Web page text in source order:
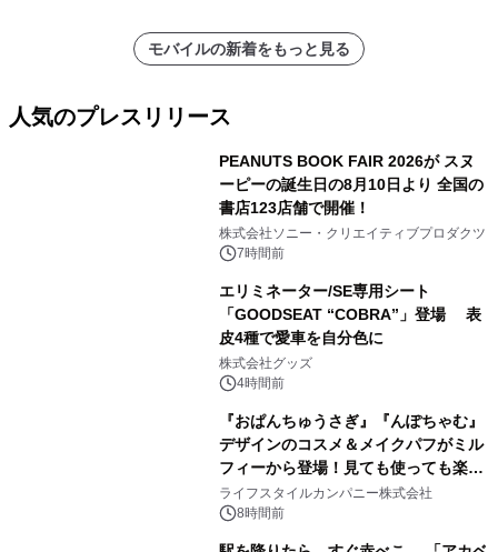
モバイルの新着をもっと見る
人気のプレスリリース
PEANUTS BOOK FAIR 2026が スヌ
ーピーの誕生日の8月10日より 全国の
書店123店舗で開催！
株式会社ソニー・クリエイティブプロダクツ
7時間前
エリミネーター/SE専用シート
「GOODSEAT “COBRA”」登場 表
皮4種で愛車を自分色に
株式会社グッズ
4時間前
『おぱんちゅうさぎ』『んぽちゃむ』
デザインのコスメ＆メイクパフがミル
フィーから登場！見ても使っても楽し
い、ポップでキュートなコレクショ
ン。
ライフスタイルカンパニー株式会社
8時間前